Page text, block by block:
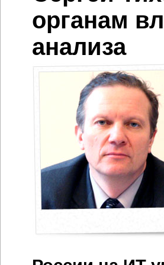
органам
анализа